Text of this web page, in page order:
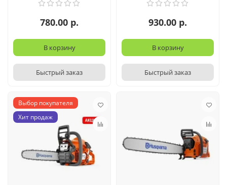
780.00 р.
В корзину
Быстрый заказ
930.00 р.
В корзину
Быстрый заказ
Выбор покупателя
Хит продаж